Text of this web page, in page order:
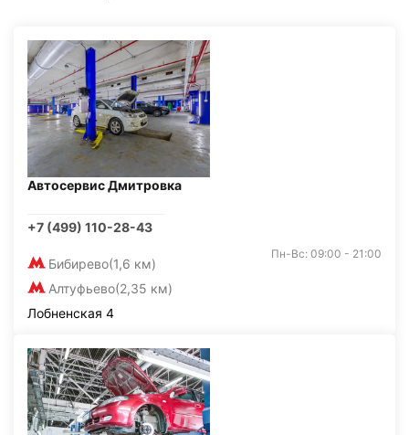
Автосервис Дмитровка
+7 (499) 110-28-43
Бибирево(1,6 км)
Алтуфьево(2,35 км)
Пн-Вс: 09:00 - 21:00
Лобненская 4